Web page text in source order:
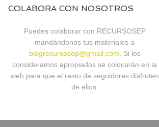
COLABORA CON NOSOTROS
Puedes colaborar con RECURSOSEP
mandándonos tus materiales a
blogrecursosep@gmail.com . Si los
consideramos apropiados se colocarán en la
web para que el resto de seguidores disfruten
de ellos.